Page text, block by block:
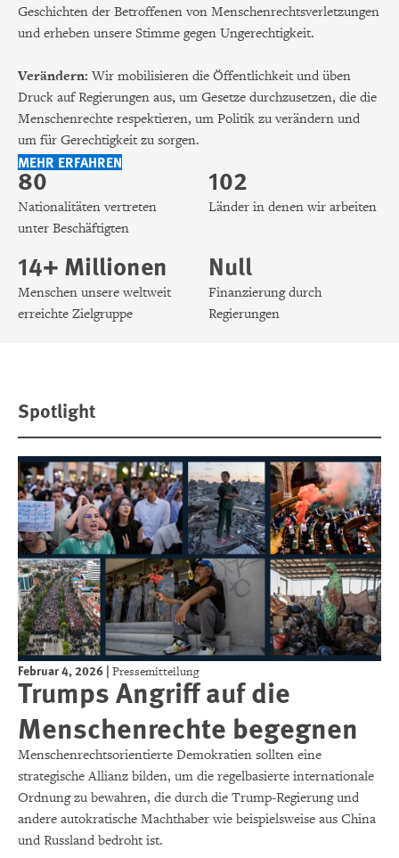
Geschichten der Betroffenen von Menschenrechtsverletzungen
und erheben unsere Stimme gegen Ungerechtigkeit.
Verändern: Wir mobilisieren die Öffentlichkeit und üben
Druck auf Regierungen aus, um Gesetze durchzusetzen, die die
Menschenrechte respektieren, um Politik zu verändern und
um für Gerechtigkeit zu sorgen.
MEHR ERFAHREN
80
Nationalitäten vertreten
unter Beschäftigten
102
Länder in denen wir arbeiten
14+ Millionen
Menschen unsere weltweit
erreichte Zielgruppe
Null
Finanzierung durch
Regierungen
Spotlight
Februar 4, 2026 | Pressemitteilung
Trumps Angriff auf die
Menschenrechte begegnen
Menschenrechtsorientierte Demokratien sollten eine
strategische Allianz bilden, um die regelbasierte internationale
Ordnung zu bewahren, die durch die Trump-Regierung und
andere autokratische Machthaber wie beispielsweise aus China
und Russland bedroht ist.